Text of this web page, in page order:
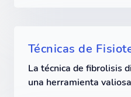
Técnicas de
La técnica de fibrolisis
una herramienta